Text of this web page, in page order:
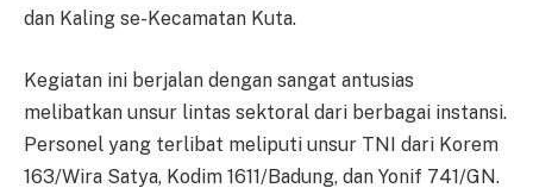
dan Kaling se-Kecamatan Kuta.
Kegiatan ini berjalan dengan sangat antusias
melibatkan unsur lintas sektoral dari berbagai instansi.
Personel yang terlibat meliputi unsur TNI dari Korem
163/Wira Satya, Kodim 1611/Badung, dan Yonif 741/GN.